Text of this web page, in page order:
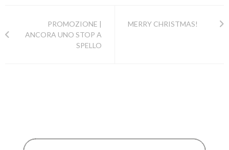
PROMOZIONE |
ANCORA UNO STOP A
SPELLO
MERRY CHRISTMAS!